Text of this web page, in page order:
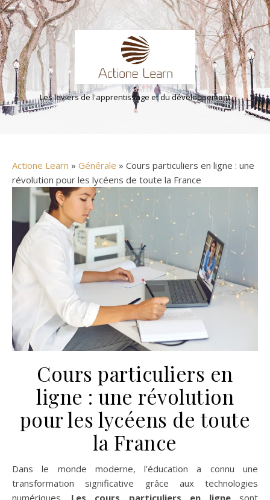
Les leviers de l'apprentissage et du développement
Actione Learn » Générale » Cours particuliers en ligne : une
révolution pour les lycéens de toute la France
Cours particuliers en
ligne : une révolution
pour les lycéens de toute
la France
Dans le monde moderne, l’éducation a connu une
transformation significative grâce aux technologies
numériques. Les cours particuliers en lignesont